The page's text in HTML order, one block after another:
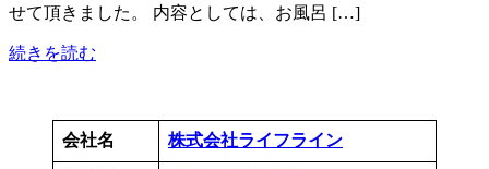
せて頂きました。 内容としては、お風呂 […]
続きを読む
会社名 株式会社ライフライン